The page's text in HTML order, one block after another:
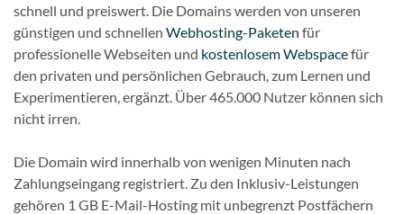
schnell und preiswert. Die Domains werden von unseren
günstigen und schnellen Webhosting-Paketen für
professionelle Webseiten und kostenlosem Webspacefür
den privaten und persönlichen Gebrauch, zum Lernen und
Experimentieren, ergänzt. Über 465.000 Nutzer können sich
nicht irren.
Die Domain wird innerhalb von wenigen Minuten nach
Zahlungseingang registriert. Zu den Inklusiv-Leistungen
gehören 1 GB E-Mail-Hosting mit unbegrenzt Postfächern